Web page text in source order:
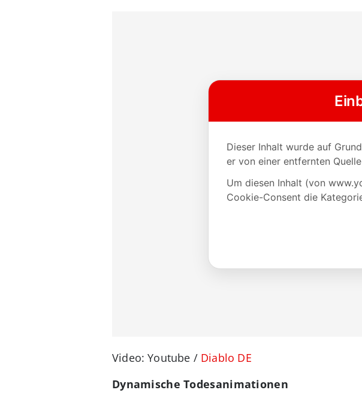
Video: Youtube / Diablo DE
Dynamische Todesanimationen